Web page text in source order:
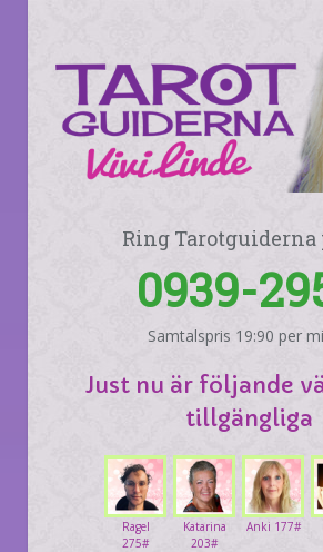
Ring Tarotguiderna
0939-
Samtalspris 19:90 per
Just nu är följande
tillgängliga
Anki 177#
Katarina
203#
Ragel
275#